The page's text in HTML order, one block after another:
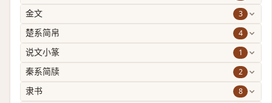
金文 3
楚系简帛 4
说文小篆 1
秦系简牍 2
隶书 8